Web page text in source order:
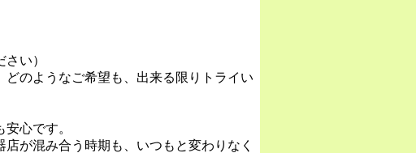
い）
どのようなご希望も、出来る限りトライい
心です。
が混み合う時期も、いつもと変わりなく